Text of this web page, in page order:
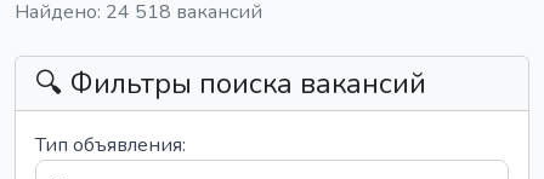
Найдено: 24 518 вакансий
🔍 Фильтры поиска вакансий
Тип объявления: